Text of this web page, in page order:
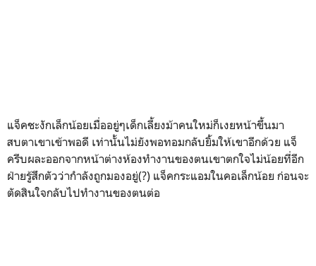
แจ็คชะงักเล็กน้อยเมื่ออยู่ๆเด็กเลี้ยงม้าคนใหม่ก็เงยหน้าขึ้นมา
สบตาเขาเข้าพอดี เท่านั้นไม่ยังพอทอมกลับยิ้มให้เขาอีกด้วย แจ็
ครีบผละออกจากหน้าต่างห้องทำงานของตนเขาตกใจไม่น้อยที่อีก
ฝ่ายรู้สึกตัวว่ากำลังถูกมองอยู่(?) แจ็คกระแอมในคอเล็กน้อย ก่อนจะ
ตัดสินใจกลับไปทำงานของตนต่อ